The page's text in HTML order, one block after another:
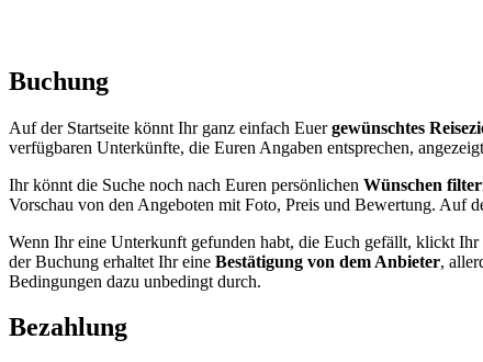
Buchung
Auf der Startseite könnt Ihr ganz einfach Euergewünschtes
verfügbaren Unterkünfte, die Euren Angaben entsprechen,
Ihr könnt die Suche noch nach Euren persönlichen Wünschen
Vorschau von den Angeboten mit Foto, Preis und Bewertung. Auf
Wenn Ihr eine Unterkunft gefunden habt, die Euch gefällt, klickt
der Buchung erhaltet Ihr eine Bestätigung von dem Anbieter,
Bedingungen dazu unbedingt durch.
Bezahlung